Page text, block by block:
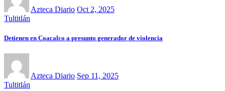
Azteca Diario Oct 2, 2025
Tultitlán
Detienen en Coacalco a presunto generador de violencia
Azteca Diario Sep 11, 2025
Tultitlán